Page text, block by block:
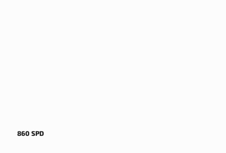
860 SPD